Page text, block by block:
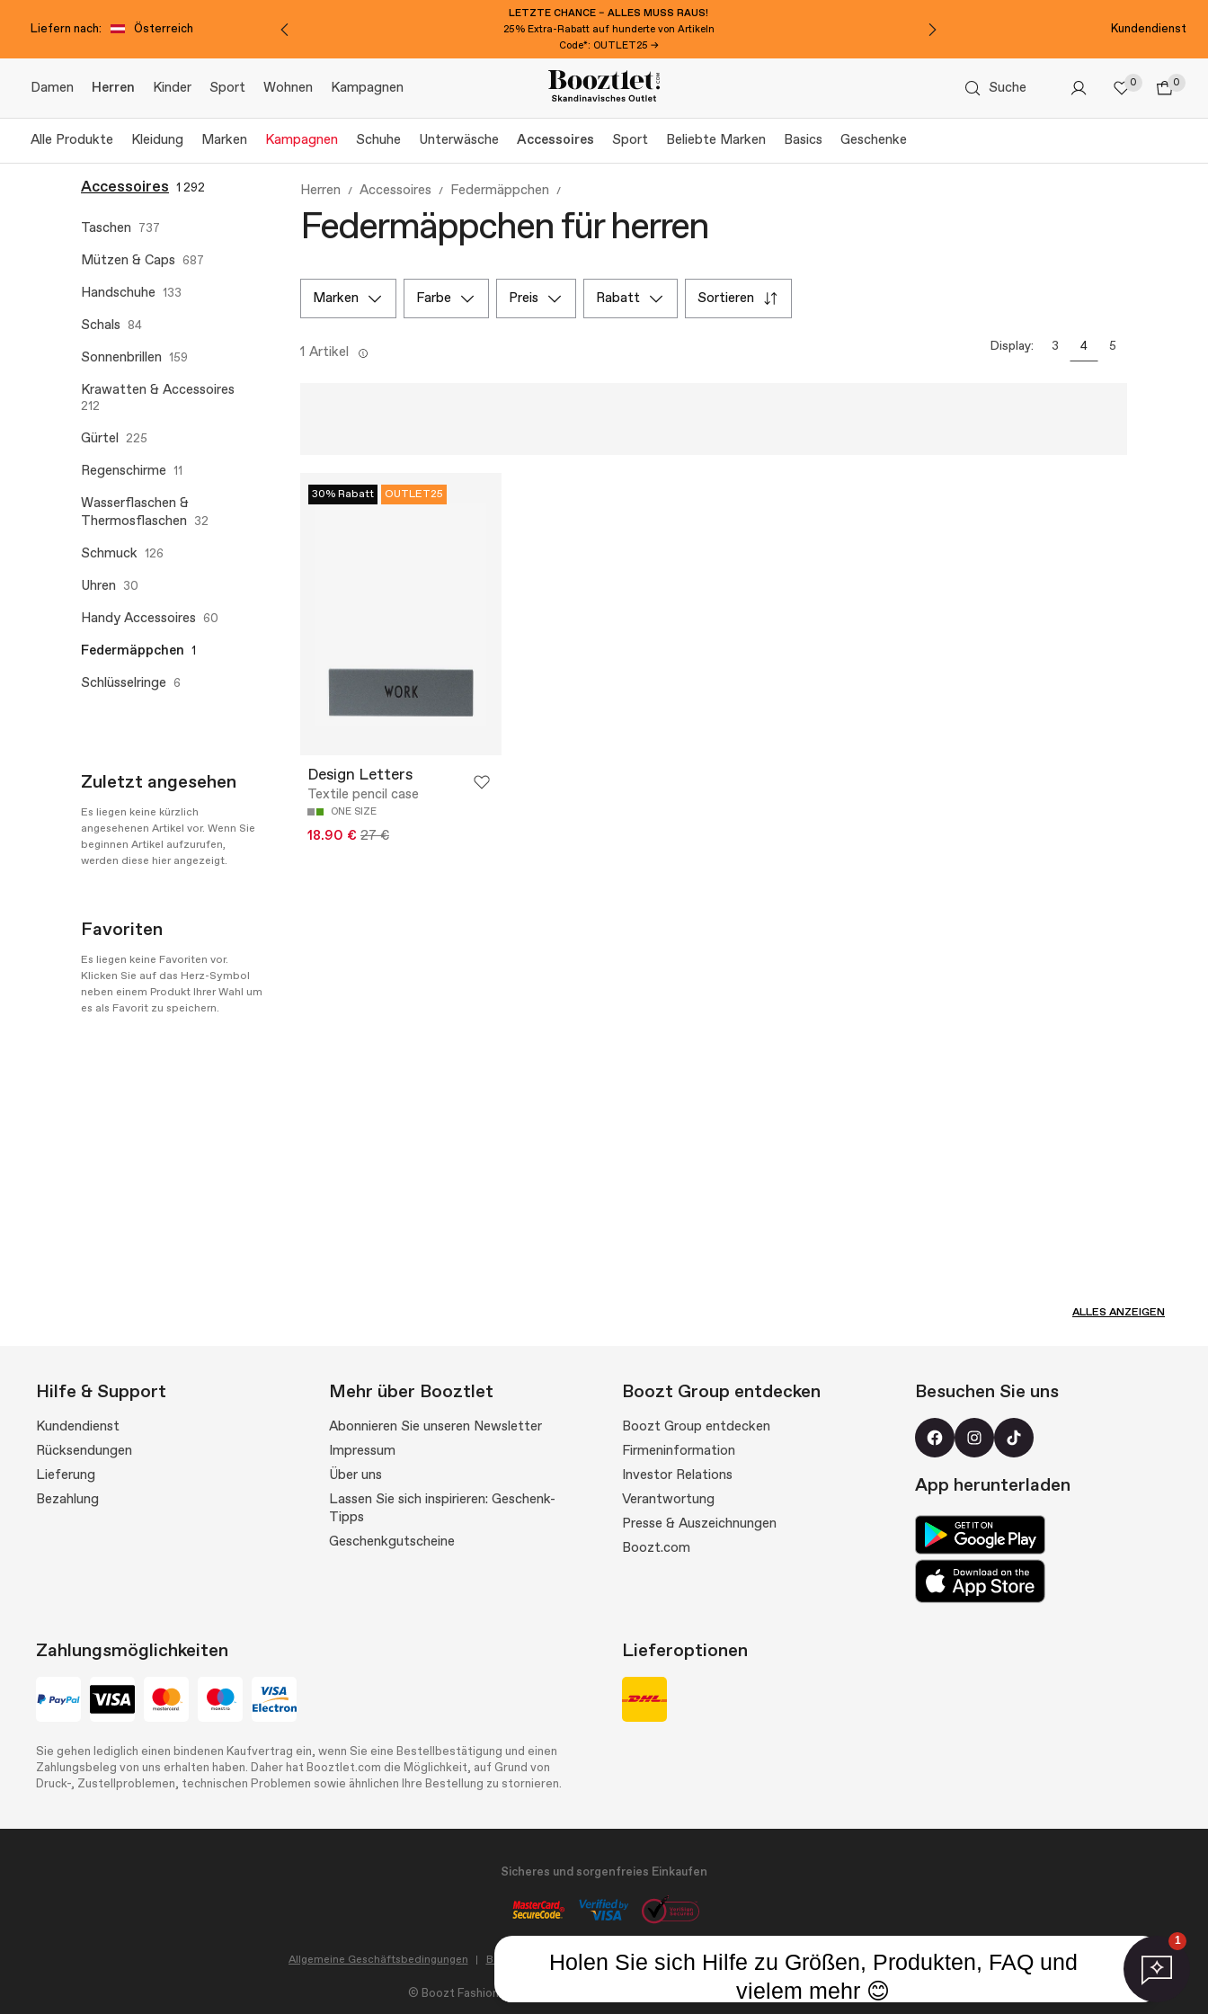
Liefern nach: Österreich
LETZTE CHANCE – ALLES MUSS RAUS!
25% Extra-Rabatt auf hunderte von Artikeln
Code*: OUTLET25 →
Kundendienst
Damen Herren Kinder Sport Wohnen Kampagnen Suche 0 0
Alle Produkte Kleidung Marken Kampagnen Schuhe Unterwäsche Accessoires Sport Beliebte Marken Basics Geschenke
Accessoires 1 292
Taschen 737
Mützen & Caps 687
Handschuhe 133
Schals 84
Sonnenbrillen 159
Krawatten & Accessoires
212
Gürtel 225
Regenschirme 11
Wasserflaschen &
Thermosflaschen 32
Schmuck 126
Uhren 30
Handy Accessoires 60
Federmäppchen 1
Schlüsselringe 6
Zuletzt angesehen
Es liegen keine kürzlich
angesehenen Artikel vor. Wenn Sie
beginnen Artikel aufzurufen,
werden diese hier angezeigt.
Favoriten
Es liegen keine Favoriten vor.
Klicken Sie auf das Herz-Symbol
neben einem Produkt Ihrer Wahl um
es als Favorit zu speichern.
Herren Accessoires Federmäppchen
Federmäppchen für herren
marken farbe preis rabatt sortieren
1 Artikel Display: 3 4 5
30% Rabatt OUTLET25
Design Letters
Textile pencil case
ONE SIZE
18.90 € 27 €
ALLES ANZEIGEN
Hilfe & Support
Kundendienst
Rücksendungen
Lieferung
Bezahlung
Mehr über Booztlet
Abonnieren Sie unseren Newsletter
Impressum
Über uns
Lassen Sie sich inspirieren: Geschenk-
Tipps
Geschenkgutscheine
Boozt Group entdecken
Boozt Group entdecken
Firmeninformation
Investor Relations
Verantwortung
Presse & Auszeichnungen
Boozt.com
Besuchen Sie uns
App herunterladen
Zahlungsmöglichkeiten
Sie gehen lediglich einen bindenen Kaufvertrag ein, wenn Sie eine Bestellbestätigung und einen
Zahlungsbeleg von uns erhalten haben. Daher hat Booztlet.com die Möglichkeit, auf Grund von
Druck-, Zustellproblemen, technischen Problemen sowie ähnlichen Ihre Bestellung zu stornieren.
Lieferoptionen
Sicheres und sorgenfreies Einkaufen
Allgemeine Geschäftsbedingungen Barrierefreiheit Datenschutz und cookies Cookie-Einstellungen aktualisieren
© Boozt Fashion AB vat. nr. SE 5567-10469901 Alle Rechte vorbehalten.
1
Holen Sie sich Hilfe zu Größen, Produkten, FAQ und
vielem mehr 😊